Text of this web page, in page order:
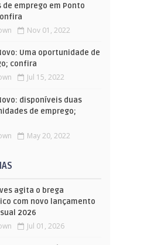
de emprego em Ponto
Nov 01, 2022
Uma oportunidade de
confira
Jul 15, 2022
disponíveis duas
de emprego;
May 20, 2022
agita o brega
com novo lançamento
2026
Jul 01, 2026